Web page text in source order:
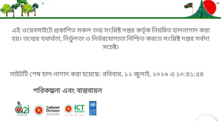
এই ওয়েবসাইটে প্রকাশিত সকল তথ্য সংশ্লিষ্ট দপ্তর কর্তৃক নিয়মিত হালনাগাদ করা
হয়। তথ্যের যথার্থতা, নির্ভুলতা ও নির্ভরযোগ্যতা নিশ্চিত করতে সংশ্লিষ্ট দপ্তর সর্বদা
সচেষ্ট।
সাইটটি শেষ হাল-নাগাদ করা হয়েছে: রবিবার, ১২ জুলাই, ২০২৬ এ ১০:৪১:৫৪
পরিকল্পনা এবং বাস্তবায়ন